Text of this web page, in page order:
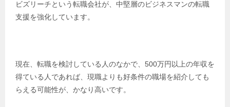
ビズリーチという転職会社が、中堅層のビジネスマンの転職
支援を強化しています。
現在、転職を検討している人のなかで、500万円以上の年収を
得ている人であれば、現職よりも好条件の職場を紹介しても
らえる可能性が、かなり高いです。